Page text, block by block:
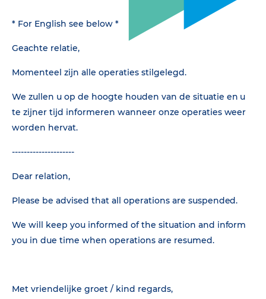
* For English see below *
Geachte relatie,
Momenteel zijn alle operaties stilgelegd.
We zullen u op de hoogte houden van de situatie en u
te zijner tijd informeren wanneer onze operaties weer
worden hervat.
---------------------
Dear relation,
Please be advised that all operations are suspended.
We will keep you informed of the situation and inform
you in due time when operations are resumed.
Met vriendelijke groet / kind regards,